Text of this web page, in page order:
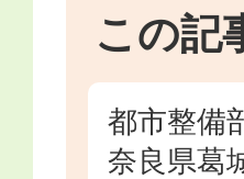
この記
都市整備
奈良県葛